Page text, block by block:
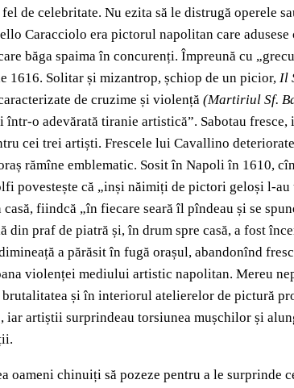
de celebritate. Nu ezita să le distrugă operele
Caracciolo era pictorul napolitan care
băga spaima în concurenți. Împreună cu
1616. Solitar și mizantrop, șchiop de un picior, Il
de cruzime și violență (Martiriul Sf.
într-o adevărată tiranie artistică”. Sabotau
cei trei artiști. Frescele lui Cavallino
rămîne emblematic. Sosit în Napoli în 1610,
povestește că „inși năimiți de pictori geloși l-
fiindcă „în fiecare seară îl pîndeau și se
praf de piatră și, în drum spre casă, a fost
a părăsit în fugă orașul, abandonînd
violenței mediului artistic napolitan. Mereu
și în interiorul atelierelor de pictură
iar artiștii surprindeau torsiunea mușchilor și
oameni chinuiți să pozeze pentru a le surprinde